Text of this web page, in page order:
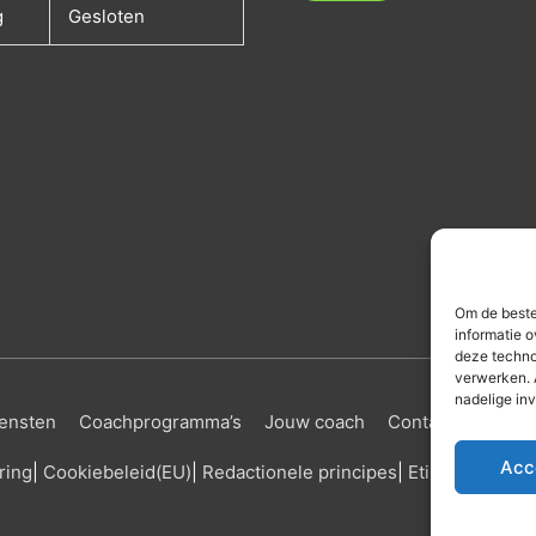
Om de
informatie
deze
verwerken.
nadelige
Gesloten
Coachprogramma’s Jouw coach Contact
Cookiebeleid(EU) Redactionele principes Etisch beleid|